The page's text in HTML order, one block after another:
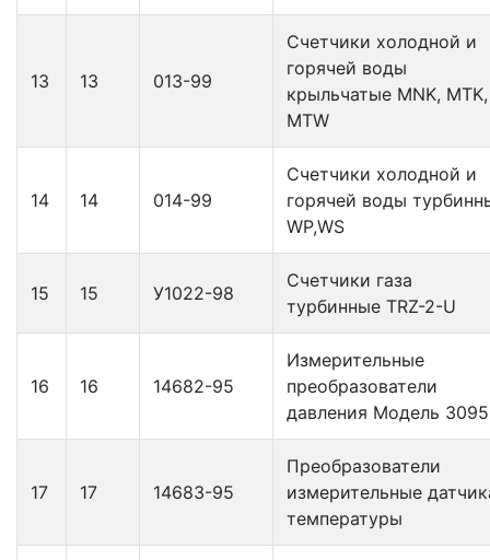
13 13 013-99
Счетчики холодной и
горячей воды
крыльчатые MNK, MTK,
MTW
14 14 014-99
Счетчики холодной и
горячей воды
WP,WS
15 15 У1022-98
Счетчики газа
турбинные TRZ-2-U
16 16 14682-95
Измерительные
преобразователи
давления Модель 3095
17 17 14683-95
Преобразователи
измерительные
температуры